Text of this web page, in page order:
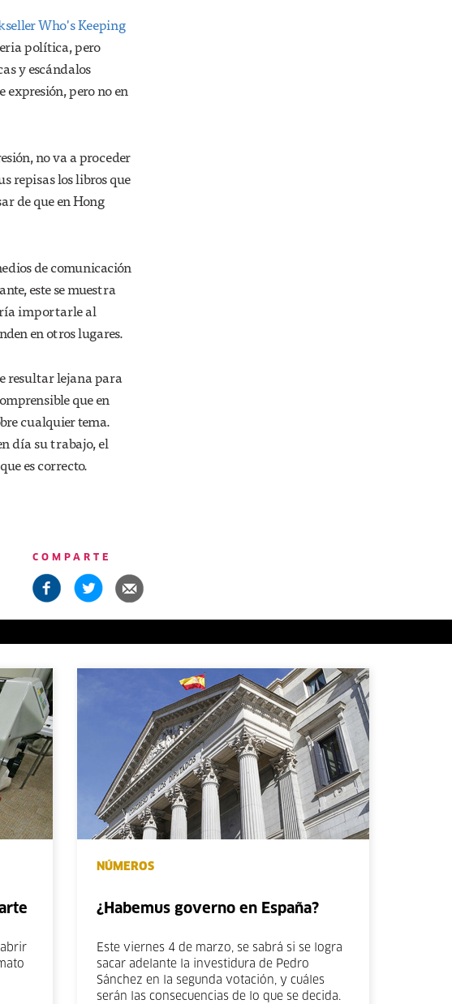
Who's Keeping
política, pero
y escándalos
expresión, pero no en
no va a proceder
repisas los libros que
de que en Hong
de comunicación
este se muestra
importarle al
en otros lugares.
resultar lejana para
que en
cualquier tema.
día su trabajo, el
es correcto.
COMPARTE
NÚMEROS
¿Habemus governo en España?
Este viernes 4 de marzo, se sabrá si se logra
sacar adelante la investidura de Pedro
Sánchez en la segunda votación, y cuáles
serán las consecuencias de lo que se decida.